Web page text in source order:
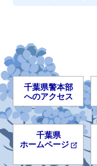
千葉県警本部
へのアクセス
千葉県
ホームページ